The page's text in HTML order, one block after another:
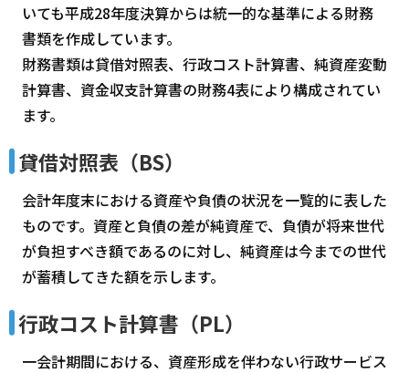
いても平成28年度決算からは統一的な基準による財務
書類を作成しています。
財務書類は貸借対照表、行政コスト計算書、純資産変動
計算書、資金収支計算書の財務4表により構成されてい
ます。
貸借対照表（BS）
会計年度末における資産や負債の状況を一覧的に表した
ものです。資産と負債の差が純資産で、負債が将来世代
が負担すべき額であるのに対し、純資産は今までの世代
が蓄積してきた額を示します。
行政コスト計算書（PL）
一会計期間における、資産形成を伴わない行政サービス